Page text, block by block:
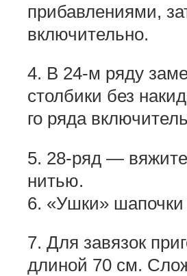
прибавлениями,
включительно.
4. В 24-м ряду
столбики без
го ряда
5. 28-ряд — вяжите
нитью.
6. «Ушки»
7. Для завязок
длиной 70 см.